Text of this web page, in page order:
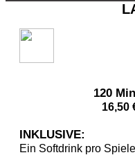
120
16,50
INKLUSIVE:
Ein Softdrink pro